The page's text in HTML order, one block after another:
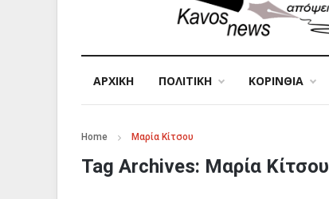
ΑΡΧΙΚΉ ΠΟΛΙΤΙΚΗ ΚΟΡΙΝΘΙΑ
Home Μαρία Κίτσου
Tag Archives: Μαρία Κίτσου